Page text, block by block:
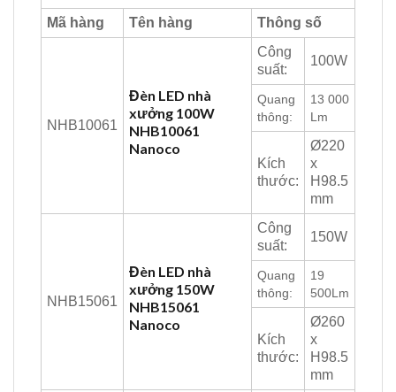
Mã hàng Tên hàng Thông số
NHB10061
Đèn LED nhà
xưởng 100W
NHB10061
Nanoco
Công
suất:
100W
Quang
thông:
13 000
Lm
Kích
thước:
Ø220
x
H98.5
mm
NHB15061
Đèn LED nhà
xưởng 150W
NHB15061
Nanoco
Công
suất:
150W
Quang
thông:
19
500Lm
Kích
thước:
Ø260
x
H98.5
mm